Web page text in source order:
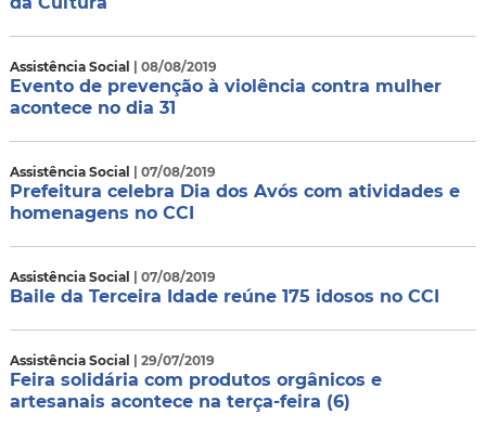
Assistência Social | 08/08/2019
Evento de prevenção à violência contra mulher
acontece no dia 31
Assistência Social | 07/08/2019
Prefeitura celebra Dia dos Avós com atividades e
homenagens no CCI
Assistência Social | 07/08/2019
Baile da Terceira Idade reúne 175 idosos no CCI
Assistência Social | 29/07/2019
Feira solidária com produtos orgânicos e
artesanais acontece na terça-feira (6)